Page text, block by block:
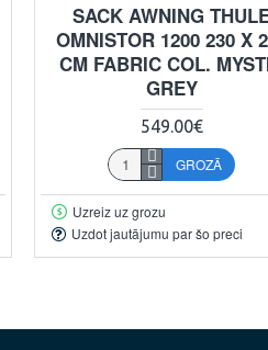
SACK AWNING
OMNISTOR 1200 230 X
CM FABRIC COL.
GREY
549.00€
GROZĀ
Uzreiz uz grozu
Uzdot jautājumu par šo preci